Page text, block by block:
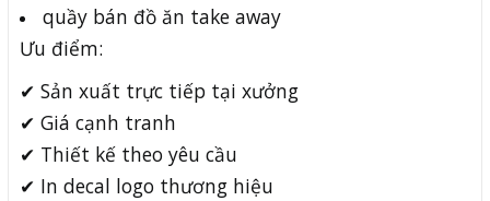
quầy bán đồ ăn take away
Ưu điểm:
✔ Sản xuất trực tiếp tại xưởng
✔ Giá cạnh tranh
✔ Thiết kế theo yêu cầu
✔ In decal logo thương hiệu